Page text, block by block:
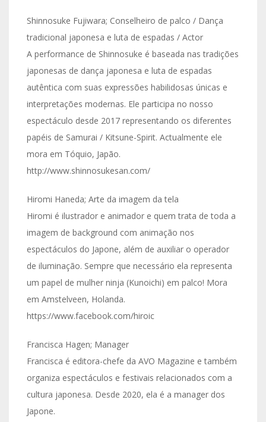
Shinnosuke Fujiwara; Conselheiro de palco / Dança
tradicional japonesa e luta de espadas / Actor
A performance de Shinnosuke é baseada nas tradições
japonesas de dança japonesa e luta de espadas
autêntica com suas expressões habilidosas únicas e
interpretações modernas. Ele participa no nosso
espectáculo desde 2017 representando os diferentes
papéis de Samurai / Kitsune-Spirit. Actualmente ele
mora em Tóquio, Japão.
http://www.shinnosukesan.com/
Hiromi Haneda; Arte da imagem da tela
Hiromi é ilustrador e animador e quem trata de toda a
imagem de background com animação nos
espectáculos do Japone, além de auxiliar o operador
de iluminação. Sempre que necessário ela representa
um papel de mulher ninja (Kunoichi) em palco! Mora
em Amstelveen, Holanda.
https://www.facebook.com/hiroic
Francisca Hagen; Manager
Francisca é editora-chefe da AVO Magazine e também
organiza espectáculos e festivais relacionados com a
cultura japonesa. Desde 2020, ela é a manager dos
Japone.